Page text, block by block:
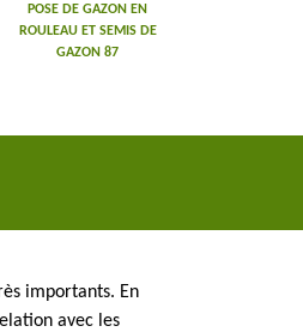
POSE DE GAZON EN
ROULEAU ET SEMIS DE
GAZON 87
importants. En
avec les